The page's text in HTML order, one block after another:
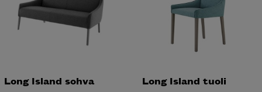
Long Island sohva Long Island tuoli